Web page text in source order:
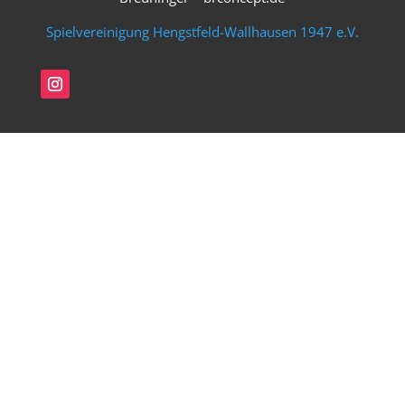
Spielvereinigung Hengstfeld-Wallhausen 1947 e.V.